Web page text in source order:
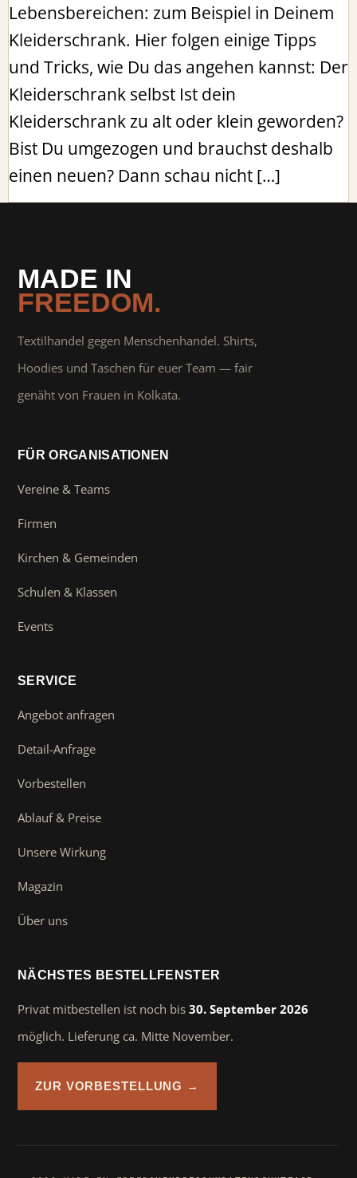
Lebensbereichen: zum Beispiel in Deinem
Kleiderschrank. Hier folgen einige Tipps
und Tricks, wie Du das angehen kannst: Der
Kleiderschrank selbst Ist dein
Kleiderschrank zu alt oder klein geworden?
Bist Du umgezogen und brauchst deshalb
einen neuen? Dann schau nicht […]
MADE IN
FREEDOM.
Textilhandel gegen Menschenhandel. Shirts,
Hoodies und Taschen für euer Team — fair
genäht von Frauen in Kolkata.
FÜR ORGANISATIONEN
Vereine & Teams
Firmen
Kirchen & Gemeinden
Schulen & Klassen
Events
SERVICE
Angebot anfragen
Detail-Anfrage
Vorbestellen
Ablauf & Preise
Unsere Wirkung
Magazin
Über uns
NÄCHSTES BESTELLFENSTER
Privat mitbestellen ist noch bis 30. September 2026
möglich. Lieferung ca. Mitte November.
ZUR VORBESTELLUNG →